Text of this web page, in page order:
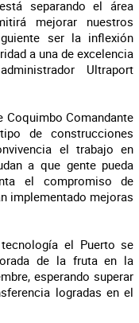
separando el área
mejorar nuestros
ser la inflexión
a una de excelencia
Ultraport
Coquimbo Comandante
de construcciones
el trabajo en
a que gente pueda
el compromiso de
implementado mejoras
el Puerto se
de la fruta en la
esperando superar
logradas en el